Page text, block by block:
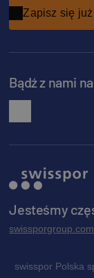
Zapisz się już
Bądź z nami
facebook
Jesteśmy
swissporgroup.com
swisspor Polska